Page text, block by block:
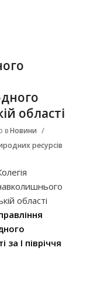
області
вНовини /
ресурсів
області
І півріччя